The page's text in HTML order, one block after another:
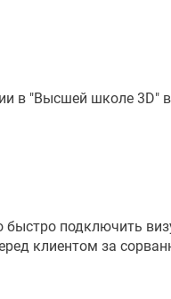
в "Высшей школе 3D"
подключить
клиентом за